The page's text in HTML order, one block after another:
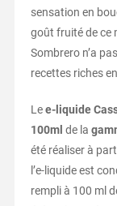
sensation en
goût fruité de ce
Sombrero n’a
recettes riches
Lee-liquide
100ml de la
été réaliser à
l’e-liquide est
rempli à 100 ml